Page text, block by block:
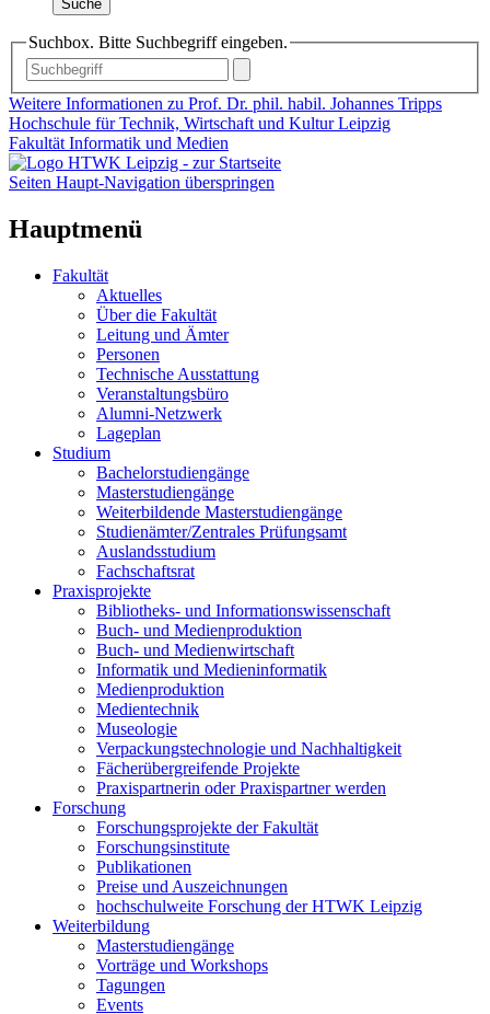
Suche
Suchbox. Bitte Suchbegriff eingeben.
Weitere Informationen zu Prof. Dr. phil. habil. Johannes Tripps
Hochschule für Technik, Wirtschaft und Kultur Leipzig
Fakultät Informatik und Medien
Seiten Haupt-Navigation überspringen
Hauptmenü
Fakultät
Aktuelles
Über die Fakultät
Leitung und Ämter
Personen
Technische Ausstattung
Veranstaltungsbüro
Alumni-Netzwerk
Lageplan
Studium
Bachelorstudiengänge
Masterstudiengänge
Weiterbildende Masterstudiengänge
Studienämter/Zentrales Prüfungsamt
Auslandsstudium
Fachschaftsrat
Praxisprojekte
Bibliotheks- und Informationswissenschaft
Buch- und Medienproduktion
Buch- und Medienwirtschaft
Informatik und Medieninformatik
Medienproduktion
Medientechnik
Museologie
Verpackungstechnologie und Nachhaltigkeit
Fächerübergreifende Projekte
Praxispartnerin oder Praxispartner werden
Forschung
Forschungsprojekte der Fakultät
Forschungsinstitute
Publikationen
Preise und Auszeichnungen
hochschulweite Forschung der HTWK Leipzig
Weiterbildung
Masterstudiengänge
Vorträge und Workshops
Tagungen
Events